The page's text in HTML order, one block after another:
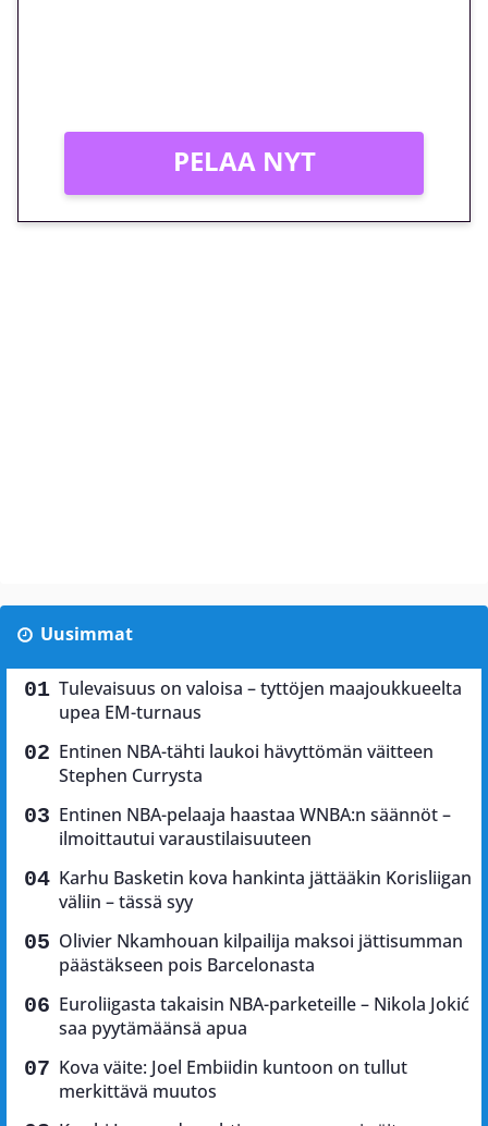
PELAA NYT
Uusimmat
Tulevaisuus on valoisa – tyttöjen maajoukkueelta
upea EM-turnaus
Entinen NBA-tähti laukoi hävyttömän väitteen
Stephen Currysta
Entinen NBA-pelaaja haastaa WNBA:n säännöt –
ilmoittautui varaustilaisuuteen
Karhu Basketin kova hankinta jättääkin Korisliigan
väliin – tässä syy
Olivier Nkamhouan kilpailija maksoi jättisumman
päästäkseen pois Barcelonasta
Euroliigasta takaisin NBA-parketeille – Nikola Jokić
saa pyytämäänsä apua
Kova väite: Joel Embiidin kuntoon on tullut
merkittävä muutos